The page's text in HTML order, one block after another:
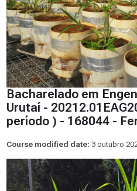
Bacharelado em
Urutaí -
período ) - 168044 -
Course modified date: 3 outubro